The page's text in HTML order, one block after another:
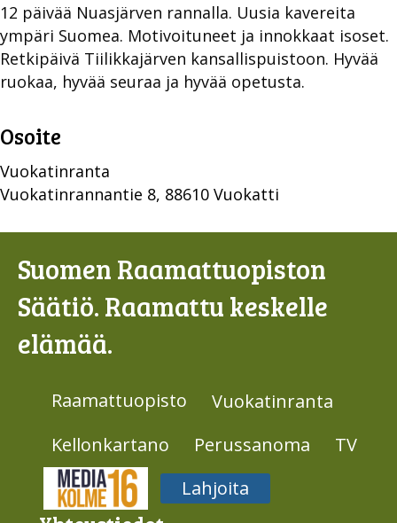
12 päivää Nuasjärven rannalla. Uusia kavereita
ympäri Suomea. Motivoituneet ja innokkaat isoset.
Retkipäivä Tiilikkajärven kansallispuistoon. Hyvää
ruokaa, hyvää seuraa ja hyvää opetusta.
Osoite
Vuokatinranta
Vuokatinrannantie 8, 88610 Vuokatti
Suomen Raamattuopiston
Säätiö. Raamattu keskelle
elämää.
Raamattuopisto
Vuokatinranta
Kellonkartano
Perussanoma
TV
Media316
Lahjoita